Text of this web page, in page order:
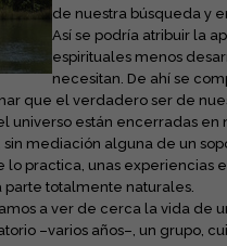
de nuestra búsqueda y
Así se podría atribuir la
espirituales menos
necesitan. De ahí se
que el verdadero ser de
universo están encerradas en
mediación alguna de un
practica, unas experiencias
parte totalmente naturales.
a ver de cerca la vida de
–varios años–, un grupo,